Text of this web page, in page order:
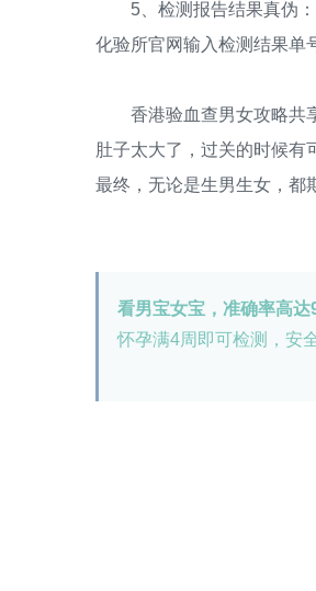
5、检测报告结果真伪：
化验所官网输入检测结果单
香港验血查男女攻略共享
肚子太大了，过关的时候有
最终，无论是生男生女，都
看男宝女宝，准确率高达
怀孕满4周即可检测，安